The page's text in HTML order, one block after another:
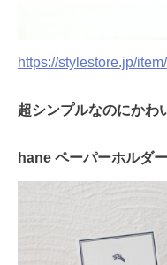
https://stylestore.jp/
超シンプルなのにかわ
hane ペーパーホルダ